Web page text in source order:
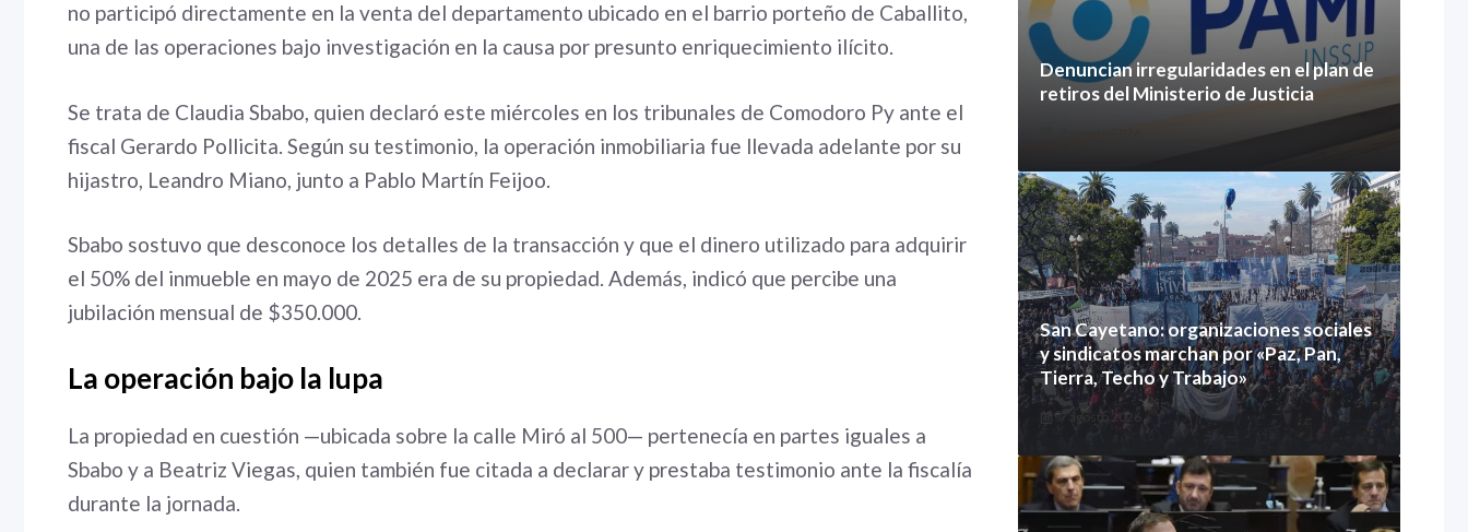
no participó directamente en la venta del departamento ubicado en el barrio porteño de Caballito,
una de las operaciones bajo investigación en la causa por presunto enriquecimiento ilícito.
Se trata de Claudia Sbabo, quien declaró este miércoles en los tribunales de Comodoro Py ante el
fiscal Gerardo Pollicita. Según su testimonio, la operación inmobiliaria fue llevada adelante por su
hijastro, Leandro Miano, junto a Pablo Martín Feijoo.
Sbabo sostuvo que desconoce los detalles de la transacción y que el dinero utilizado para adquirir
el 50% del inmueble en mayo de 2025 era de su propiedad. Además, indicó que percibe una
jubilación mensual de $350.000.
La operación bajo la lupa
La propiedad en cuestión —ubicada sobre la calle Miró al 500— pertenecía en partes iguales a
Sbabo y a Beatriz Viegas, quien también fue citada a declarar y prestaba testimonio ante la fiscalía
durante la jornada.
Denuncian irregularidades en el plan de
retiros del Ministerio de Justicia
San Cayetano: organizaciones sociales
y sindicatos marchan por «Paz, Pan,
Tierra, Techo y Trabajo»
7 agosto 2026